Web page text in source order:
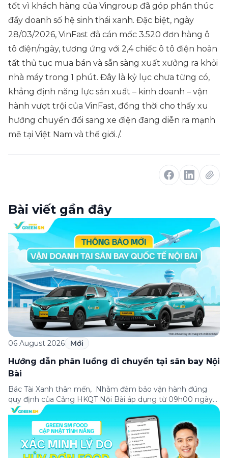
tốt vì khách hàng của Vingroup đã góp phần thúc
đẩy doanh số hệ sinh thái xanh. Đặc biệt, ngày
28/03/2026, VinFast đã cán mốc 3.520 đơn hàng ô
tô điện/ngày, tương ứng với 2,4 chiếc ô tô điện hoàn
tất thủ tục mua bán và sẵn sàng xuất xưởng ra khỏi
nhà máy trong 1 phút. Đây là kỷ lục chưa từng có,
khẳng định năng lực sản xuất – kinh doanh – vận
hành vượt trội của VinFast, đồng thời cho thấy xu
hướng chuyển đổi sang xe điện đang diễn ra mạnh
mẽ tại Việt Nam và thế giới./.
Bài viết gần đây
06 August 2026 Mới
Hướng dẫn phân luồng di chuyển tại sân bay Nội
Bài
Bác Tài Xanh thân mến, Nhằm đảm bảo vận hành đúng
quy định của Cảng HKQT Nội Bài áp dụng từ 09h00 ngày
05/08/2026, Green SM gửi tới Bác Tài Xanh hướng dẫn
phân luồng di chuyển quan trọng như sau: ✈️ NHÀ GA T2
(QUỐC TẾ) ✅ ĐÓN KHÁCH – Hành khách sử dụng ứng
dụng […]